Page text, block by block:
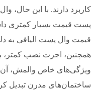
کاربرد دارند. با این حال،
پست قیمت بسیار کمتری
قیمت وال پست الیافی به
همچنین، اجرت نصب
ویژگی‌های خاص والمش، آن
ساختمان‌های مدرن تبدیل